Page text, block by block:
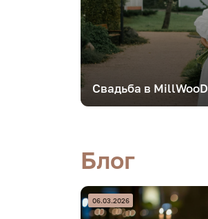
Свадьба в MillWooD
Блог
06.03.2026